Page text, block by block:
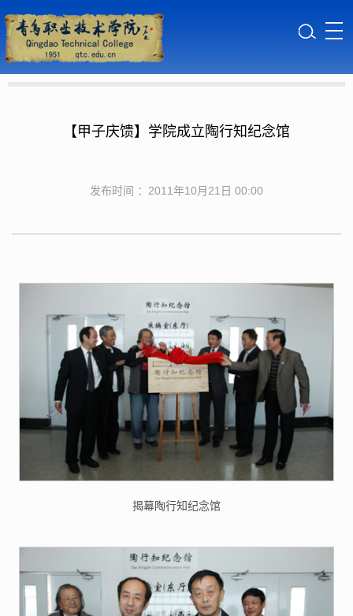
【甲子庆馈】学院成立陶行知纪念馆
发布时间 ：2011年10月21日 00:00
揭幕陶行知纪念馆